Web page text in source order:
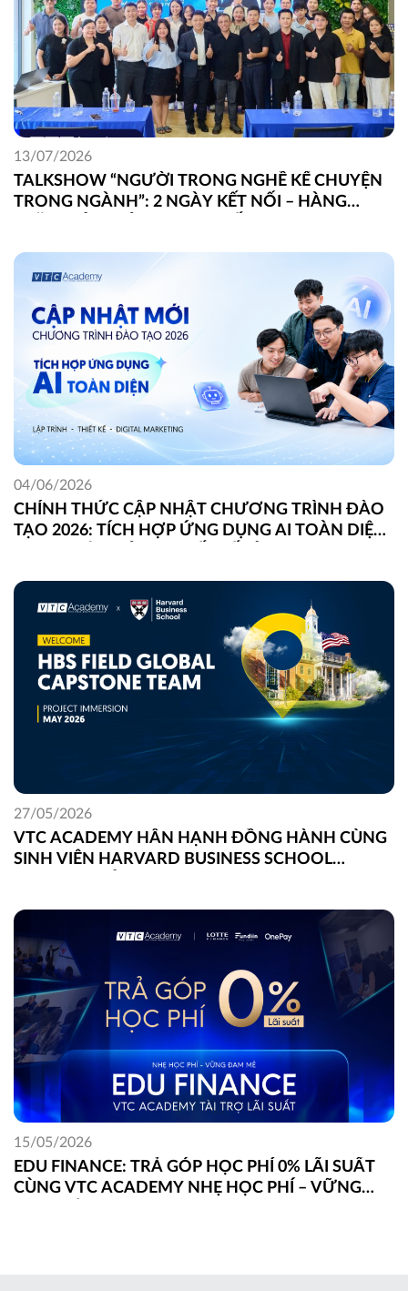
TALKSHOW “NGƯỜI TRONG NGHỀ KỂ CHUYỆN
TRONG NGÀNH”: 2 NGÀY KẾT NỐI – HÀNG
13/07/2026
CHÍNH THỨC CẬP NHẬT CHƯƠNG TRÌNH ĐÀO
TẠO 2026: TÍCH HỢP ỨNG DỤNG AI TOÀN DIỆN
04/06/2026
VTC ACADEMY HÂN HẠNH ĐỒNG HÀNH CÙNG
SINH VIÊN HARVARD BUSINESS SCHOOL
27/05/2026
EDU FINANCE: TRẢ GÓP HỌC PHÍ 0% LÃI SUẤT
CÙNG VTC ACADEMY NHẸ HỌC PHÍ – VỮNG
15/05/2026